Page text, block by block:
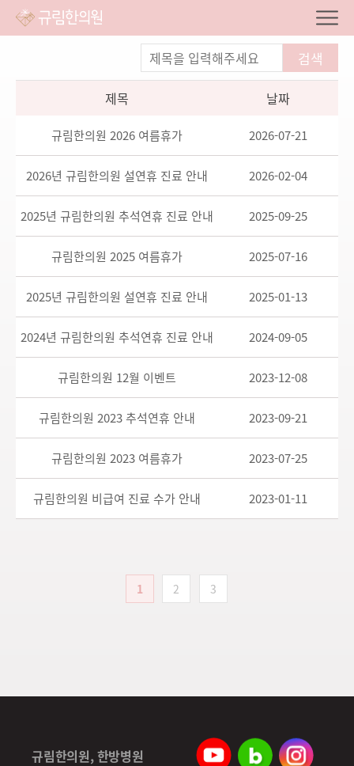
검색
제목 날짜
규림한의원 2026 여름휴가 2026-07-21
2026년 규림한의원 설연휴 진료 안내 2026-02-04
2025년 규림한의원 추석연휴 진료 안내 2025-09-25
규림한의원 2025 여름휴가 2025-07-16
2025년 규림한의원 설연휴 진료 안내 2025-01-13
2024년 규림한의원 추석연휴 진료 안내 2024-09-05
규림한의원 12월 이벤트 2023-12-08
규림한의원 2023 추석연휴 안내 2023-09-21
규림한의원 2023 여름휴가 2023-07-25
규림한의원 비급여 진료 수가 안내 2023-01-11
1 2 3
규림한의원, 한방병원